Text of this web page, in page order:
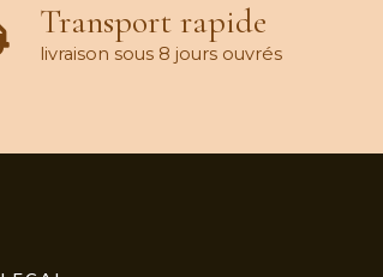
Transport rapide
livraison sous 8 jours ouvrés